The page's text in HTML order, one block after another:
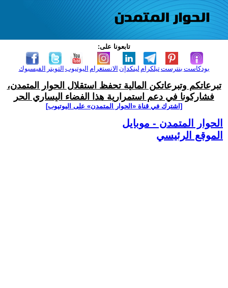
تابعونا على:
الفيسبوك التويتر اليوتيوب الانستغرام لينكدإن تيلكرامبنترست بودكاست
تبرعاتكم وتبرعاتكن المالية تحفظ استقلال الحوار المتمدن،
فشاركونا في دعم استمرارية هذا الفضاء اليساري الحر
[اشترك في قناة ‫«الحوار المتمدن» على اليوتيوب]
الحوار المتمدن - موبايل
الموقع الرئيسي